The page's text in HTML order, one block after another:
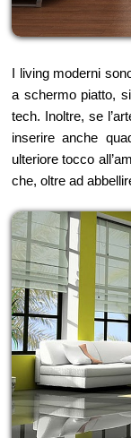
I living moderni
a schermo piatto,
tech. Inoltre, se
inserire anche
ulteriore tocco
che, oltre ad